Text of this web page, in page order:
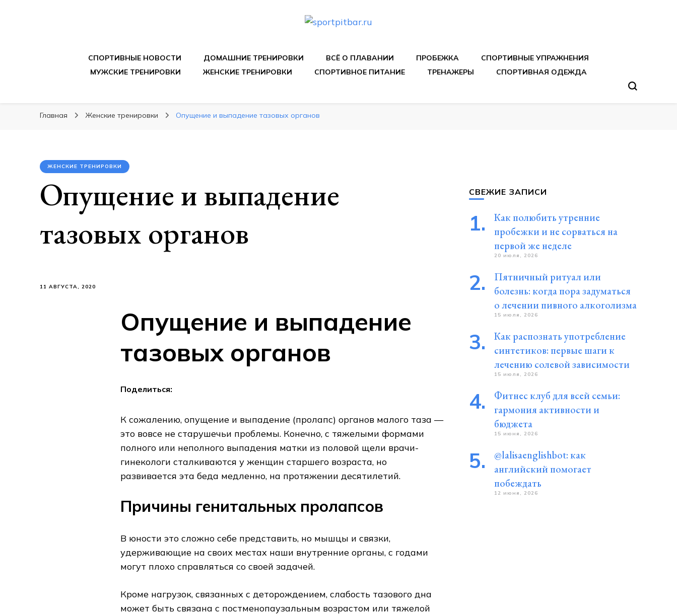
СПОРТИВНЫЕ НОВОСТИ ДОМАШНИЕ ТРЕНИРОВКИ ВСЁ О ПЛАВАНИИ ПРОБЕЖКА
СПОРТИВНЫЕ УПРАЖНЕНИЯ
МУЖСКИЕ ТРЕНИРОВКИ
ЖЕНСКИЕ ТРЕНИРОВКИ СПОРТИВНОЕ ПИТАНИЕ ТРЕНАЖЕРЫ СПОРТИВНАЯ ОДЕЖДА
Главная Женские тренировки Опущение и выпадение тазовых органов
ЖЕНСКИЕ ТРЕНИРОВКИ
Опущение и выпадение
тазовых органов
11 АВГУСТА, 2020
Опущение и выпадение
тазовых органов
Поделиться:
К сожалению, опущение и выпадение (пролапс) органов малого таза —
это вовсе не старушечьи проблемы. Конечно, с тяжелыми формами
полного или неполного выпадения матки из половой щели врачи-
гинекологи сталкиваются у женщин старшего возраста, но
развивается эта беда медленно, на протяжении десятилетий.
Причины генитальных пролапсов
В юности это сложно себе представить, но мышцы и связки,
удерживающие на своих местах наши внутренние органы, с годами
могут плохо справляться со своей задачей.
Кроме нагрузок, связанных с деторождением, слабость тазового дна
может быть связана с постменопаузальным возрастом или тяжелой
СВЕЖИЕ ЗАПИСИ
Как полюбить утренние
пробежки и не сорваться на
первой же неделе
20 июля, 2026
Пятничный ритуал или
болезнь: когда пора задуматься
о лечении пивного алкоголизма
15 июля, 2026
Как распознать употребление
синтетиков: первые шаги к
лечению солевой зависимости
15 июля, 2026
Фитнес клуб для всей семьи:
гармония активности и
бюджета
15 июня, 2026
@lalisaenglishbot: как
английский помогает
побеждать
12 июня, 2026